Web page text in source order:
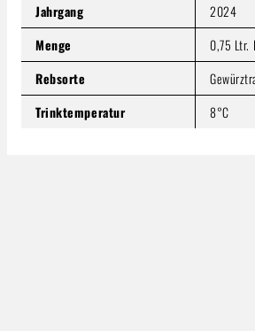
Jahrgang
2024
Menge
0,75 Ltr.
Rebsorte
Trinktemperatur
8°C